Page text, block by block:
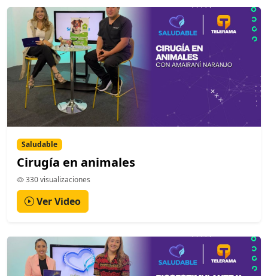
Saludable
Cirugía en animales
330 visualizaciones
Ver Video